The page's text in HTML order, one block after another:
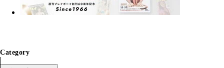
Category